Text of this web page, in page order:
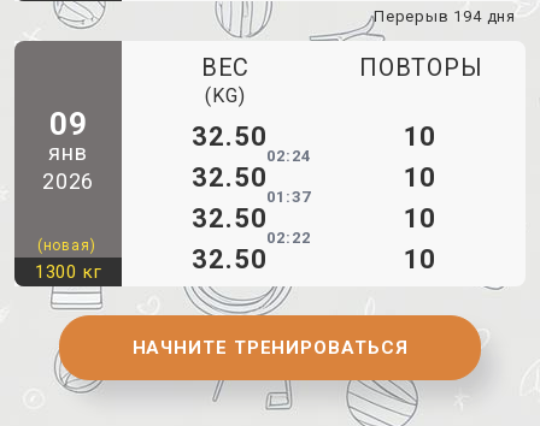
Перерыв 194 дня
09
янв
2026
1300 кг
(новая)
ВЕС
(KG)
ПОВТОРЫ
32.50
32.50
02:24
32.50
01:37
32.50
02:22
10
10
10
10
НАЧНИТЕ ТРЕНИРОВАТЬСЯ